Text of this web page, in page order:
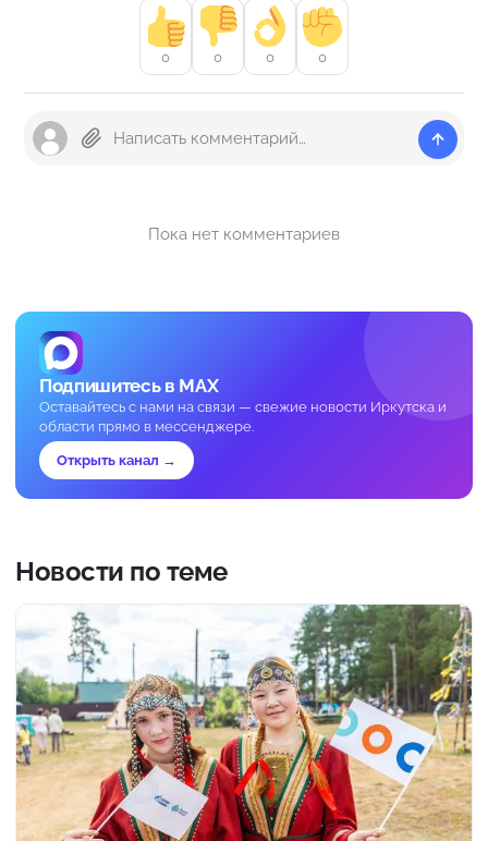
0 0 0 0
Пока нет комментариев
Подпишитесь в MAX
Оставайтесь с нами на связи — свежие новости Иркутска и
области прямо в мессенджере.
Открыть канал →
Новости по теме